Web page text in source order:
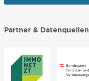
Partner & Datenquellen